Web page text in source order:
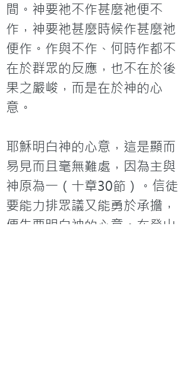
間。神要祂不作甚麼祂便不
作，神要祂甚麼時候作甚麼祂
便作。作與不作、何時作都不
在於群眾的反應，也不在於後
果之嚴峻，而是在於神的心
意。
耶穌明白神的心意，這是顯而
易見而且毫無難處，因為主與
神原為一（十章30節）。信徒
要能力排眾議又能勇於承擔，
便先要明白神的心意。在登山